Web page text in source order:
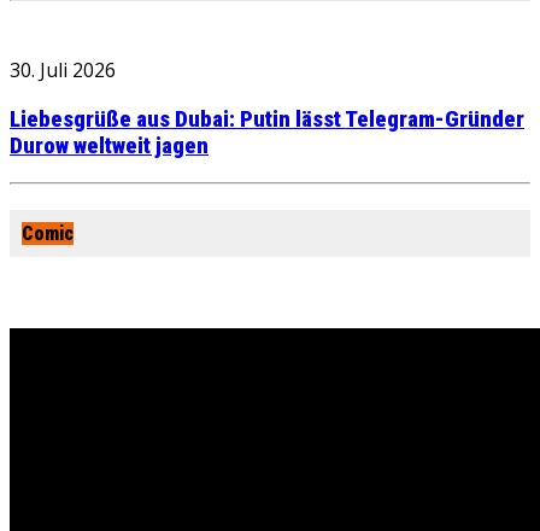
30. Juli 2026
Liebesgrüße aus Dubai: Putin lässt Telegram-Gründer
Durow weltweit jagen
Comic